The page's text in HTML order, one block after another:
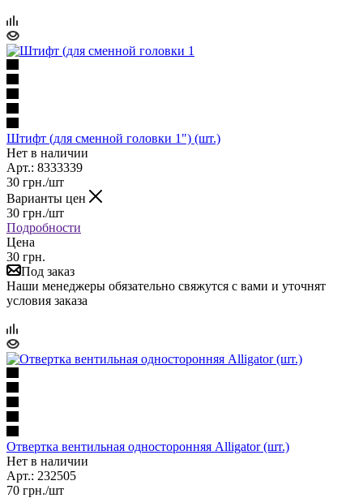
Штифт (для сменной головки 1") (шт.)
Нет в наличии
Арт.: 8333339
30 грн./шт
Варианты цен
30 грн./шт
Подробности
Цена
30 грн.
Под заказ
Наши менеджеры обязательно свяжутся с вами и уточнят
условия заказа
Отвертка вентильная односторонняя Alligator (шт.)
Нет в наличии
Арт.: 232505
70 грн./шт